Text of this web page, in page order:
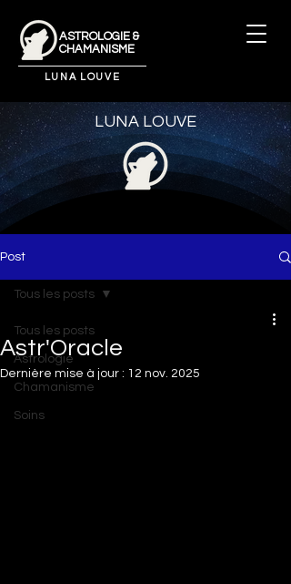
ASTROLOGIE &
CHAMANISME
LUNA LOUVE
LUNA LOUVE
Post
Tous les posts
Astrologie
Chamanisme
Soins
Tous les posts
Astr'Oracle
Dernière mise à jour : 12 nov. 2025